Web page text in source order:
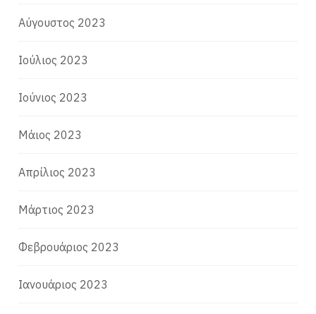
Αύγουστος 2023
Ιούλιος 2023
Ιούνιος 2023
Μάιος 2023
Απρίλιος 2023
Μάρτιος 2023
Φεβρουάριος 2023
Ιανουάριος 2023